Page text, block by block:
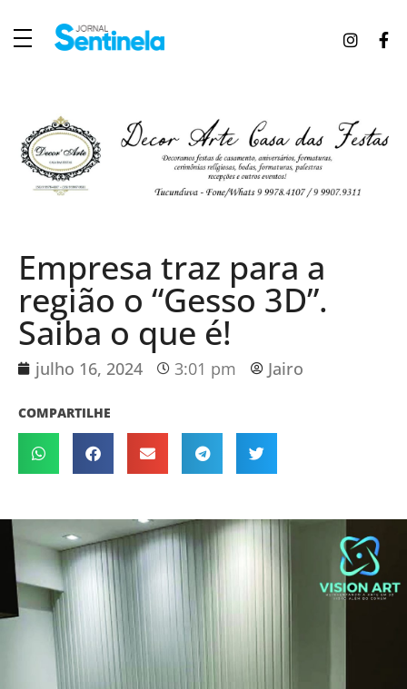
Empresa traz para a
região o “Gesso 3D”.
Saiba o que é!
julho 16, 2024 3:01 pm Jairo
COMPARTILHE